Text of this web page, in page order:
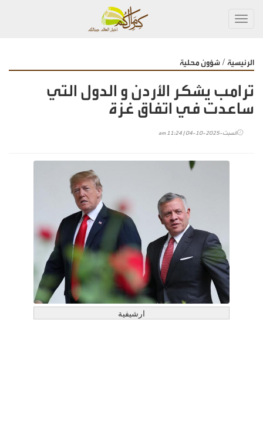
الرئيسية / شؤون محلية
ترامب يشكر الأردن و الدول التي
ساعدت في اتفاق غزة
السبت-2025-10-04 | 11:24 am
ارشيفية